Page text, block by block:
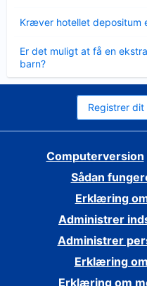
Kræver hotellet depositum
Er det muligt at få en
barn?
Registrer
Computerversion
Sådan
Erklæring
Administrer
Administrer
Erklæring
Erklæring om